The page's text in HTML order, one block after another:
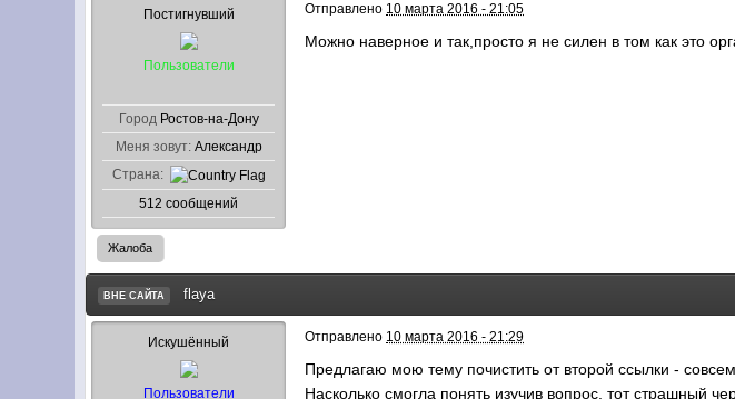
Постигнувший
Пользователи
Город Ростов-на-Дону
Меня зовут: Александр
Страна:
512 сообщений
Отправлено 10 марта 2016 - 21:05
Можно наверное и так,просто я не силен в том как это
Жалоба
ВНЕ САЙТА flaya
Искушённый
Пользователи
Отправлено 10 марта 2016 - 21:29
Предлагаю мою тему почистить от второй ссылки -
Насколько смогла понять изучив вопрос, тот страшный